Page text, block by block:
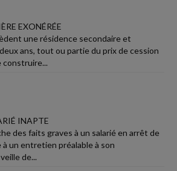
EXONÉRÉE
une résidence secondaire et
ans, tout ou partie du prix de cession
construire...
INAPTE
des faits graves à un salarié en arrêt de
un entretien préalable à son
de...